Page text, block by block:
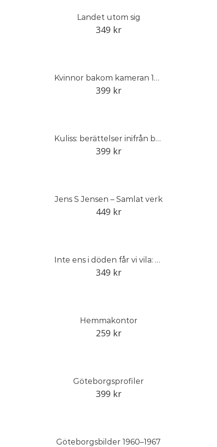
Landet utom sig
349 kr
Kvinnor bakom kameran 1848–1968
399 kr
Kuliss: berättelser inifrån baletten
399 kr
Jens S Jensen – Samlat verk
449 kr
Inte ens i döden får vi vila: Kriget i Ukraina
349 kr
Hemmakontor
259 kr
Göteborgsprofiler
399 kr
Göteborgsbilder 1960–1967